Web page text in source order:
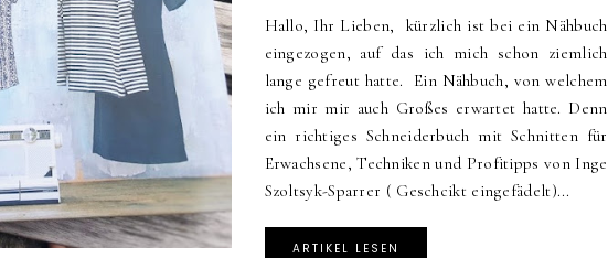
Hallo, Ihr Lieben, kürzlich ist bei ein Nähbuch
eingezogen, auf das ich mich schon ziemlich
lange gefreut hatte. Ein Nähbuch, von welchem
ich mir mir auch Großes erwartet hatte. Denn
ein richtiges Schneiderbuch mit Schnitten für
Erwachsene, Techniken und Profitipps von Inge
Szoltsyk-Sparrer ( Geschcikt eingefädelt)...
ARTIKEL LESEN